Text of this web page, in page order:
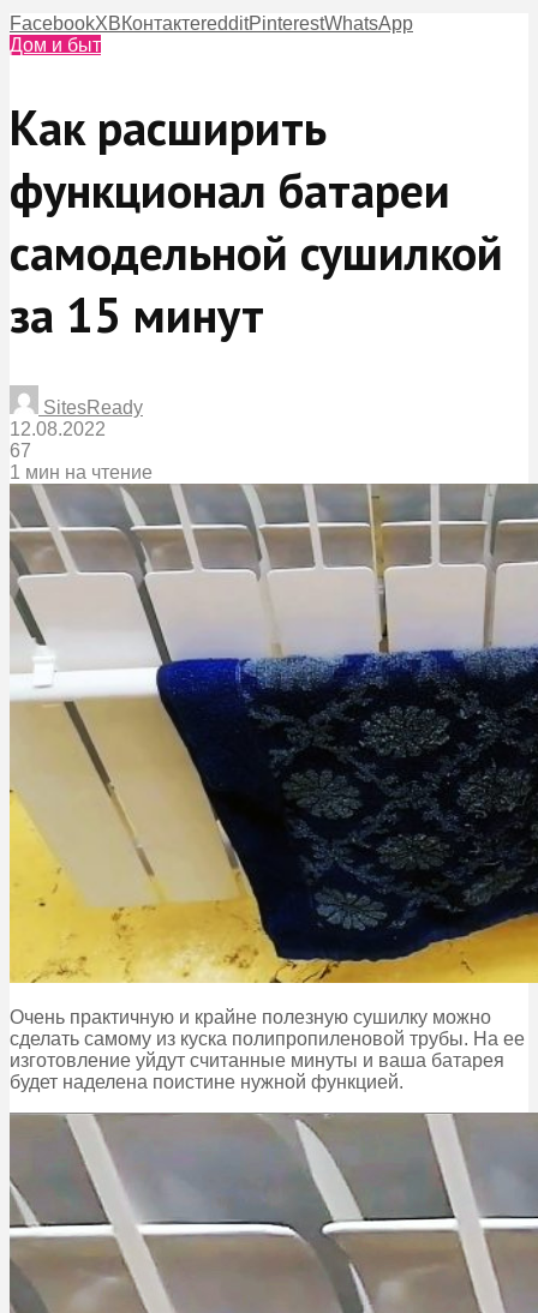
FacebookXВКонтактеredditPinterestWhatsApp
Дом и быт
Как расширить
функционал батареи
самодельной сушилкой
за 15 минут
SitesReady
12.08.2022
67
1 мин на чтение
Очень практичную и крайне полезную сушилку можно
сделать самому из куска полипропиленовой трубы. На ее
изготовление уйдут считанные минуты и ваша батарея
будет наделена поистине нужной функцией.